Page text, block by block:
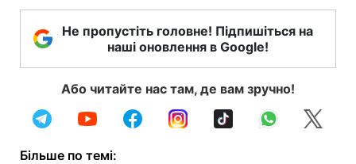
Не пропустіть головне! Підпишіться на
наші оновлення в Google!
Або читайте нас там, де вам зручно!
Більше по темі: